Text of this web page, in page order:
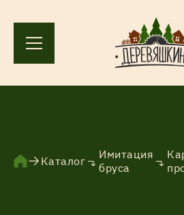
Ленинградская область,
Каталог
Имитация
бруса